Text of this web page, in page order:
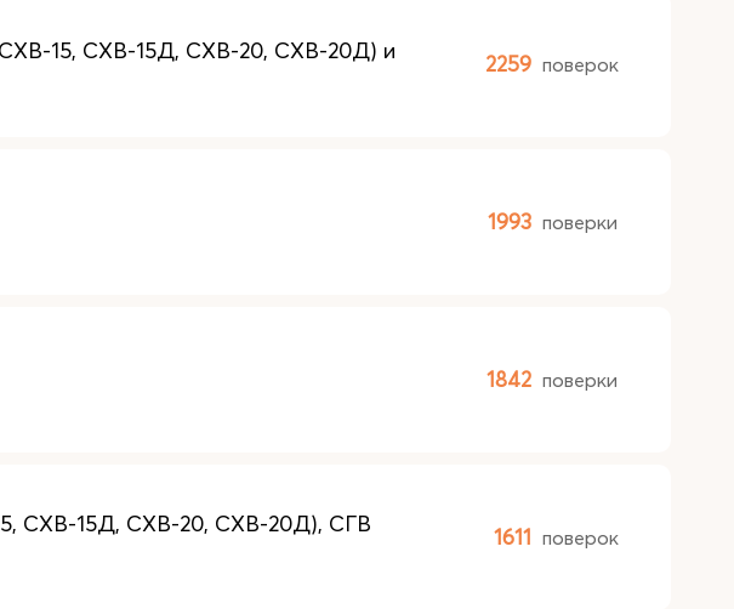
15, СХВ-15Д, СХВ-20, СХВ-20Д) и
2259 поверок
1993 поверки
1842 поверки
СХВ-15Д, СХВ-20, СХВ-20Д), СГВ
1611 поверок